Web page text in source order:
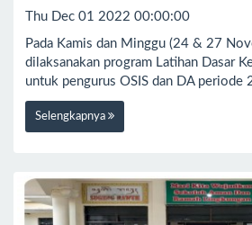
Thu Dec 01 2022 00:00:00
Pada Kamis dan Minggu (24 & 27
dilaksanakan program Latihan Dasar
untuk pengurus OSIS dan DA
Selengkapnya